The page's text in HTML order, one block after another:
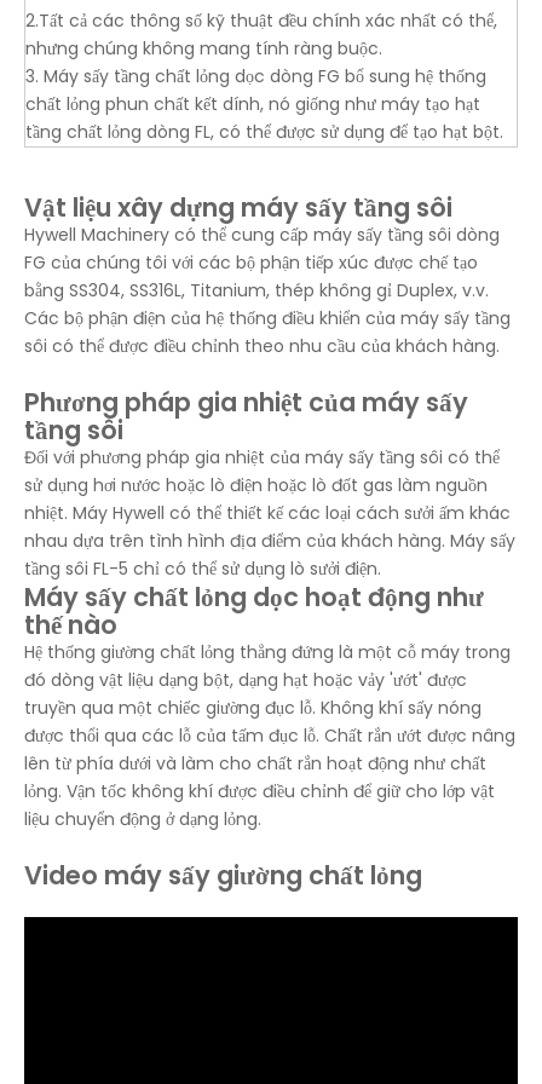
2.Tất cả các thông số kỹ thuật đều chính xác nhất có thể,
nhưng chúng không mang tính ràng buộc.
3. Máy sấy tầng chất lỏng dọc dòng FG bổ sung hệ thống
chất lỏng phun chất kết dính, nó giống như máy tạo hạt
tầng chất lỏng dòng FL, có thể được sử dụng để tạo hạt bột.
Vật liệu xây dựng máy sấy tầng sôi
Hywell Machinery có thể cung cấp máy sấy tầng sôi dòng
FG của chúng tôi với các bộ phận tiếp xúc được chế tạo
bằng SS304, SS316L, Titanium, thép không gỉ Duplex, v.v.
Các bộ phận điện của hệ thống điều khiển của máy sấy tầng
sôi có thể được điều chỉnh theo nhu cầu của khách hàng.
Phương pháp gia nhiệt của máy sấy
tầng sôi
Đối với phương pháp gia nhiệt của máy sấy tầng sôi có thể
sử dụng hơi nước hoặc lò điện hoặc lò đốt gas làm nguồn
nhiệt. Máy Hywell có thể thiết kế các loại cách sưởi ấm khác
nhau dựa trên tình hình địa điểm của khách hàng. Máy sấy
tầng sôi FL-5 chỉ có thể sử dụng lò sưởi điện.
Máy sấy chất lỏng dọc hoạt động như
thế nào
Hệ thống giường chất lỏng thẳng đứng là một cỗ máy trong
đó dòng vật liệu dạng bột, dạng hạt hoặc vảy 'ướt' được
truyền qua một chiếc giường đục lỗ. Không khí sấy nóng
được thổi qua các lỗ của tấm đục lỗ. Chất rắn ướt được nâng
lên từ phía dưới và làm cho chất rắn hoạt động như chất
lỏng. Vận tốc không khí được điều chỉnh để giữ cho lớp vật
liệu chuyển động ở dạng lỏng.
Video máy sấy giường chất lỏng